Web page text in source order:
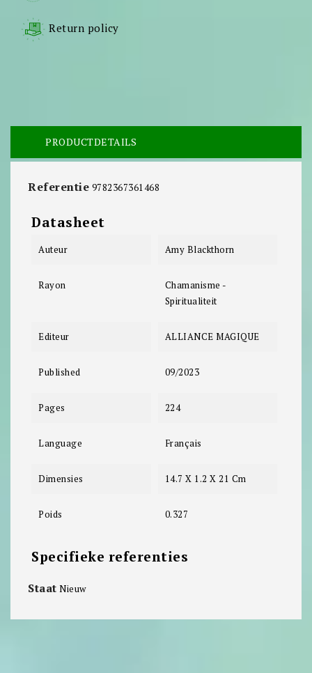
Return policy
PRODUCTDETAILS
Referentie 9782367361468
Datasheet
Auteur Amy Blackthorn
Rayon
Chamanisme -
Spiritualiteit
Editeur ALLIANCE MAGIQUE
Published 09/2023
Pages 224
Language Français
Dimensies 14.7 X 1.2 X 21 Cm
Poids 0.327
Specifieke referenties
Staat Nieuw